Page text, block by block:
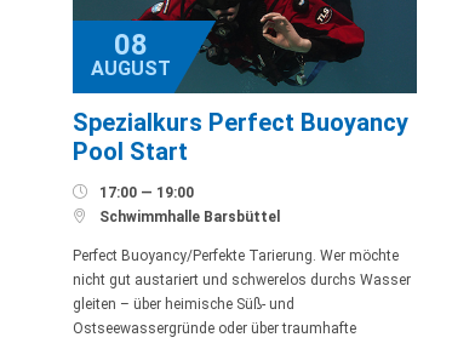
08
AUGUST
Spezialkurs Perfect Buoyancy
Pool Start
 17:00 — 19:00
 Schwimmhalle Barsbüttel
Perfect Buoyancy/Perfekte Tarierung. Wer möchte
nicht gut austariert und schwerelos durchs Wasser
gleiten – über heimische Süß- und
Ostseewassergründe oder über traumhafte